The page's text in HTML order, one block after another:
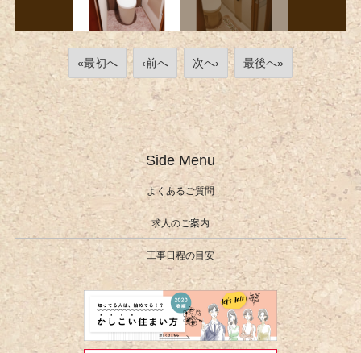
«最初へ ‹前へ 次へ› 最後へ»
Side Menu
よくあるご質問
求人のご案内
工事日程の目安